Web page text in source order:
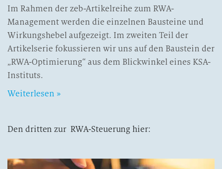
Im Rahmen der zeb-Artikelreihe zum RWA-
Management werden die einzelnen Bausteine und
Wirkungshebel aufgezeigt. Im zweiten Teil der
Artikelserie fokussieren wir uns auf den Baustein der
„RWA-Optimierung“ aus dem Blickwinkel eines KSA-
Instituts.
Weiterlesen »
Den dritten zur RWA-Steuerung hier: